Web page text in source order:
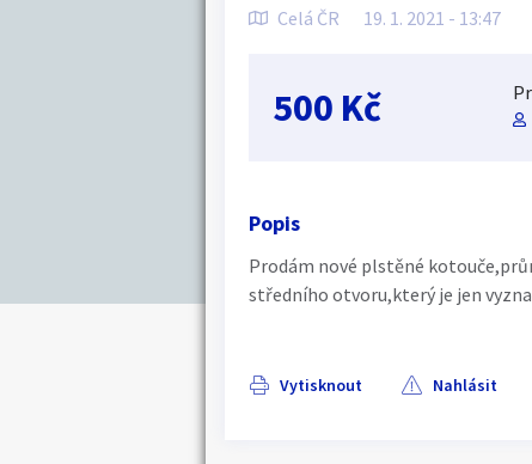
Celá ČR 19. 1. 2021 - 13:47
500 Kč
Popis
Prodám nové plstěné
středního otvoru,který je jen
Vytisknout Nahlásit